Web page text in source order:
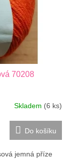
70208
Skladem (6 ks)
Do košíku
jemná příze